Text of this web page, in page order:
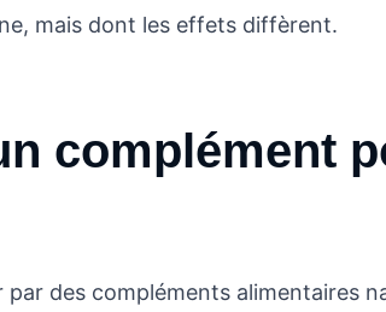
mais dont les effets diffèrent.
complément
des compléments alimentaires